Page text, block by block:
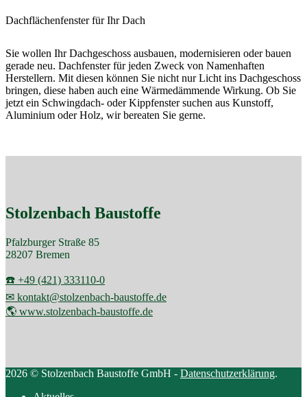
Dachflächenfenster für Ihr Dach
Sie wollen Ihr Dachgeschoss ausbauen, modernisieren oder bauen
gerade neu. Dachfenster für jeden Zweck von Namenhaften
Herstellern. Mit diesen können Sie nicht nur Licht ins Dachgeschoss
bringen, diese haben auch eine Wärmedämmende Wirkung. Ob Sie
jetzt ein Schwingdach- oder Kippfenster suchen aus Kunstoff,
Aluminium oder Holz, wir bereaten Sie gerne.
Stolzenbach Baustoffe
Pfalzburger Straße 85
28207 Bremen
☎️ +49 (421) 333110-0
✉ kontakt@stolzenbach-baustoffe.de
🌎 www.stolzenbach-baustoffe.de
2026 © Stolzenbach Baustoffe GmbH - Datenschutzerklärung.